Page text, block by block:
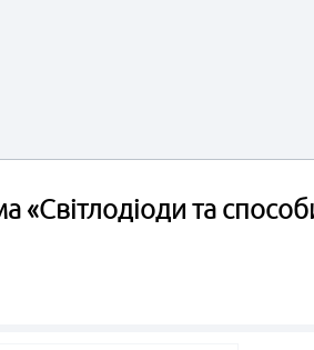
«Світлодіоди та